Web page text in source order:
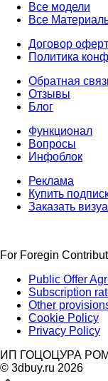
Все модели
Все
Договор
Политика
Обратная
Отзывы
Блог
Функционал
Вопросы
Инфоблок
Реклама
Купить
Заказать
For Foregin
Public Offer
Subscription
Other
Cookie Policy
Privacy Policy
ИП ГОЦОЦУРА
© 3dbuy.ru 2026